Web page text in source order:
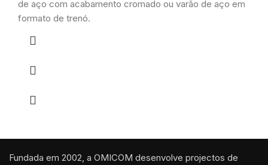
de aço com acabamento cromado ou varão de aço em
formato de trenó.
Fundada em 2002, a OMICOM desenvolve projectos de